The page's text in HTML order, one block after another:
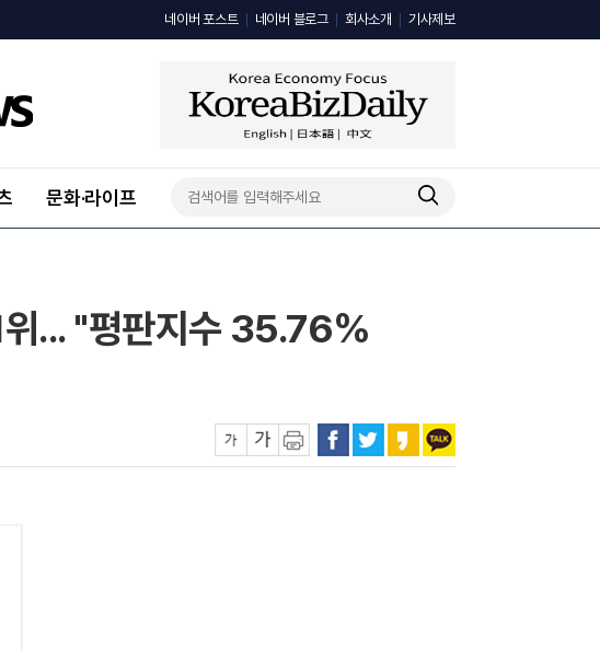
네이버 포스트 네이버 블로그 회사소개 기사제보
문화·라이프
위... "평판지수 35.76%